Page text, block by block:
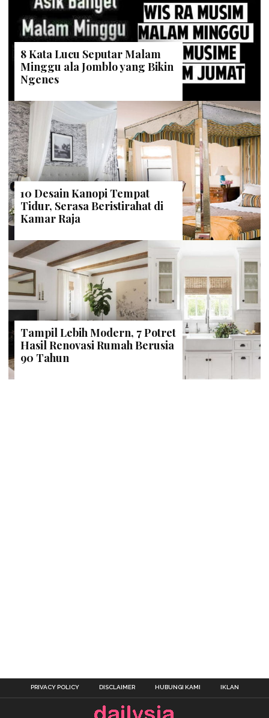
8 Kata Lucu Seputar Malam
Minggu ala Jomblo yang Bikin
Ngenes
10 Desain Kanopi Tempat
Tidur, Serasa Beristirahat di
Kamar Raja
Tampil Lebih Modern, 7 Potret
Hasil Renovasi Rumah Berusia
90 Tahun
PRIVACY POLICY DISCLAIMER HUBUNGI KAMI IKLAN